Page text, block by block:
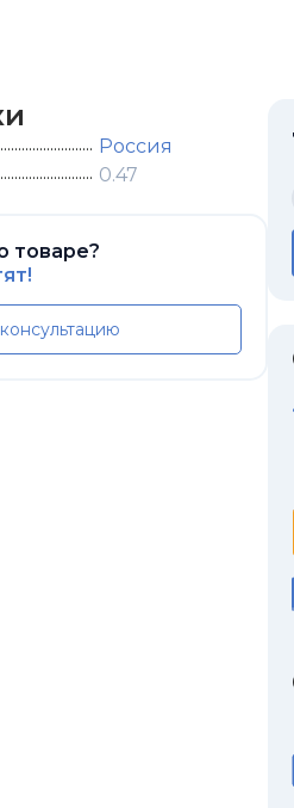
Россия
0.47
товаре?